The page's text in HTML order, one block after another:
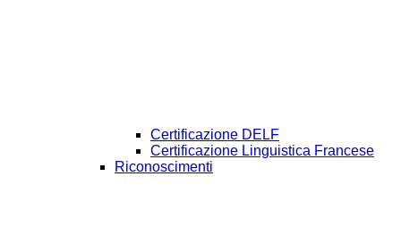
Certificazione DELF
Certificazione Linguistica Francese
Riconoscimenti